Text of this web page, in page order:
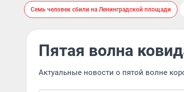
Семь человек сбили на Ленинградской площади
Пятая волна
Актуальные новости о пятой волне